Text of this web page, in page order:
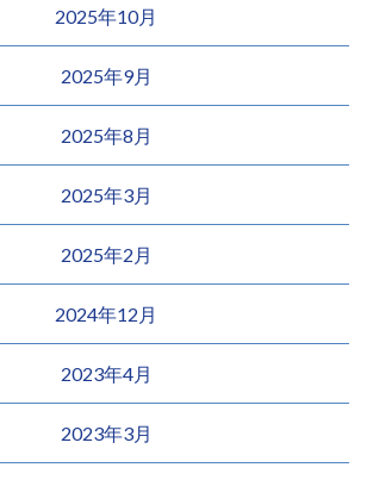
2025年10月
2025年9月
2025年8月
2025年3月
2025年2月
2024年12月
2023年4月
2023年3月